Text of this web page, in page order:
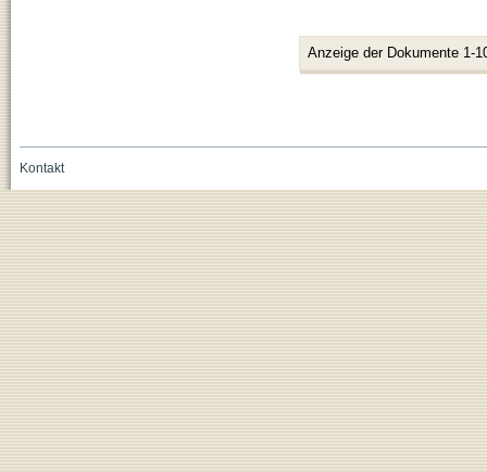
Anzeige der Dokumente 1-
Kontakt